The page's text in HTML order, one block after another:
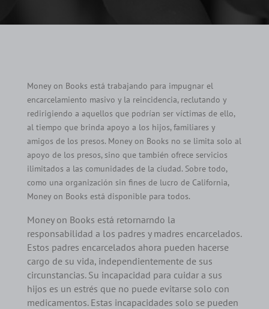
Money on Books está trabajando para impugnar el
encarcelamiento masivo y la reincidencia, reclutando y
redirigiendo a aquellos que podrían ser víctimas de ello,
al tiempo que brinda apoyo a los hijos, familiares y
amigos de los presos. Money on Books no se limita solo al
apoyo de los presos, sino que también ofrece servicios
ilimitados a las comunidades de la ciudad. Sobre todo,
como una organización sin fines de lucro de California,
Money on Books está disponible para todos.
Money on Books está retornarndo la
responsabilidad a los padres y madres encarcelados.
Estos padres encarcelados ahora pueden hacerse
cargo de su vida, independientemente de sus
circunstancias. Su incapacidad para cuidar a sus
hijos es un estrés que no puede evitarse solo con
medicamentos. Estas incapacidades solo se pueden